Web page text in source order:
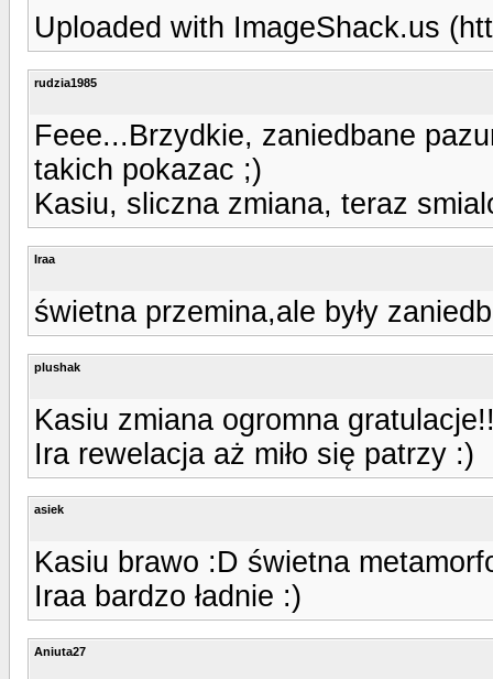
Uploaded with ImageShack.us
rudzia1985
Feee...Brzydkie, zaniedbane
takich pokazac ;)
Kasiu, sliczna zmiana, teraz
Iraa
świetna przemina,ale były
plushak
Kasiu zmiana ogromna
Ira rewelacja aż miło się patrzy :)
asiek
Kasiu brawo :D świetna
Iraa bardzo ładnie :)
Aniuta27